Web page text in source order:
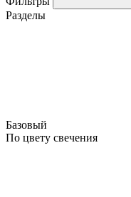
Разделы
Базовый
По цвету свечения